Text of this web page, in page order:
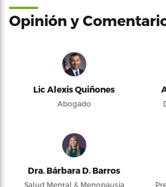
Opinión y
Lic Alexis Quiñones
Abogado
Dra. Bárbara D. Barros
Salud Mental & Menopausia